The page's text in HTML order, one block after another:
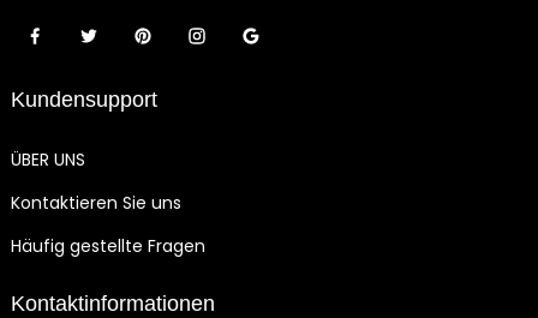
Kundensupport
ÜBER UNS
Kontaktieren Sie uns
Häufig gestellte Fragen
Kontaktinformationen